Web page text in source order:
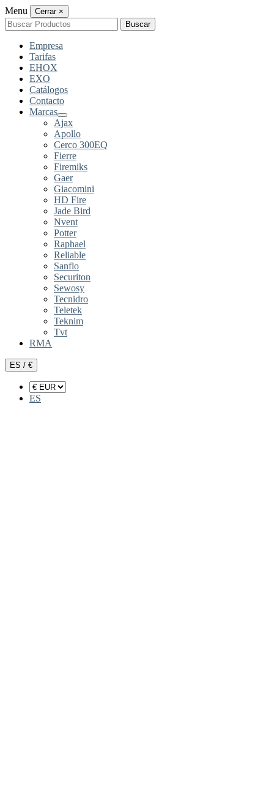
Menu Cerrar ×
Buscar
por:
Buscar
Empresa
Tarifas
EHOX
EXO
Catálogos
Contacto
Marcas
Ajax
Apollo
Cerco 300EQ
Fierre
Firemiks
Gaer
Giacomini
HD Fire
Jade Bird
Nvent
Potter
Raphael
Reliable
Sanflo
Securiton
Sewosy
Tecnidro
Teletek
Teknim
Tvt
RMA
ES / €
ES